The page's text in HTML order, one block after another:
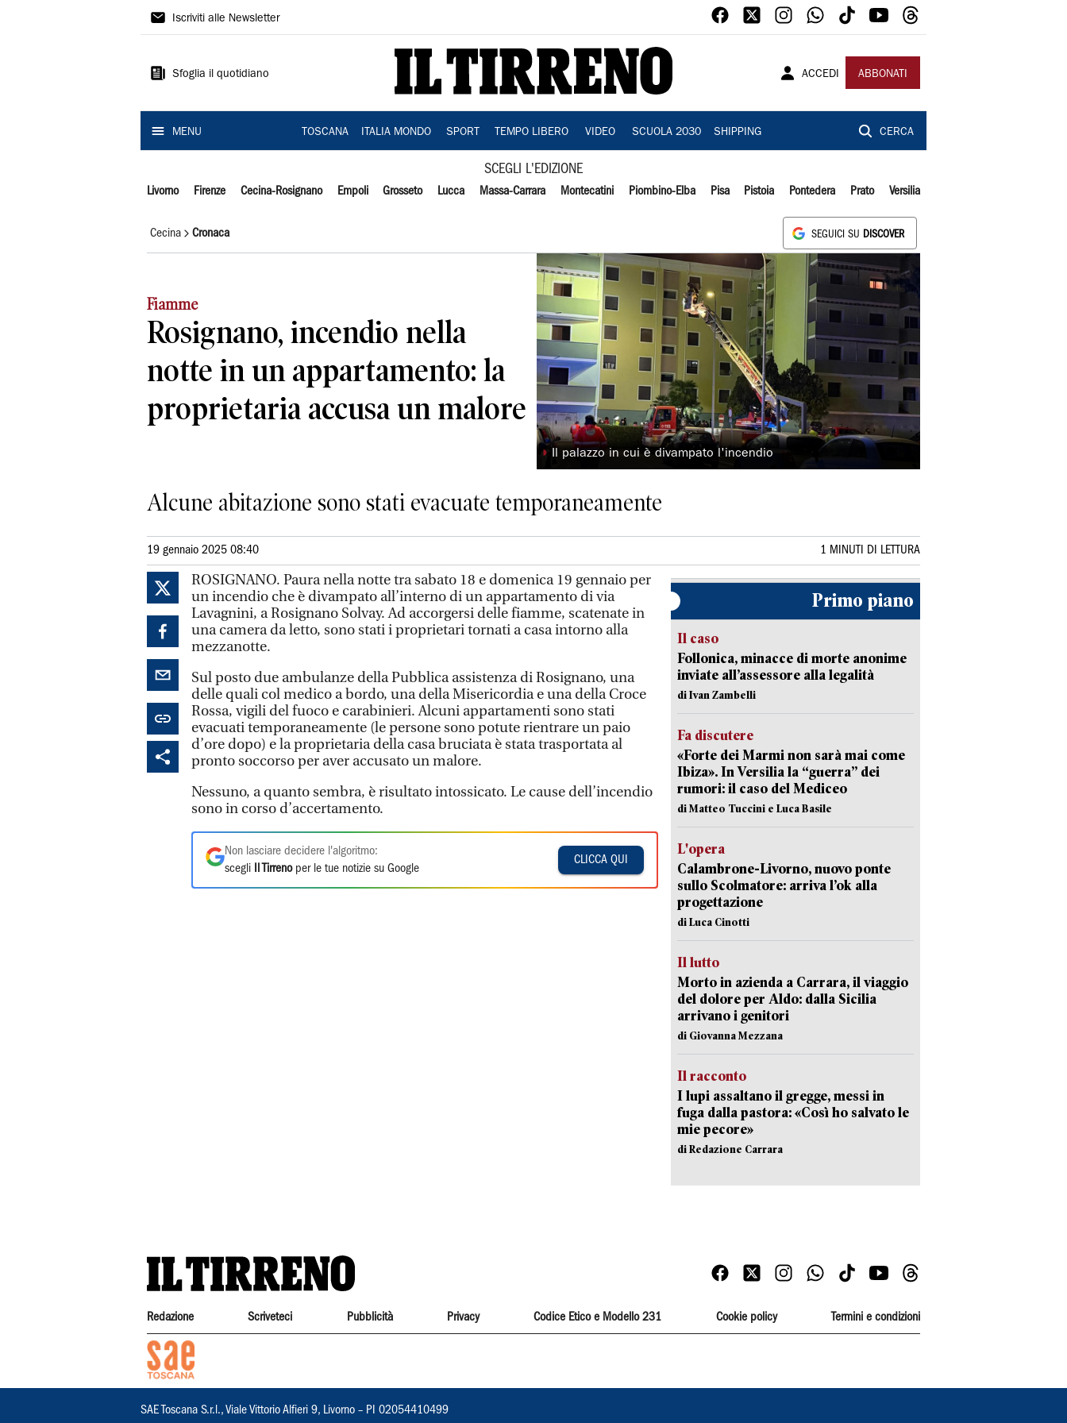
Il
Iscriviti alle Newsletter
Sfoglia il quotidiano ACCEDI ABBONATI
MENU TOSCANA ITALIA MONDO SPORT TEMPO LIBERO VIDEO SCUOLA 2030 SHIPPING CERCA
SCEGLI L'EDIZIONE
Livorno Firenze Cecina-Rosignano Empoli Grosseto Lucca Massa-Carrara Montecatini Piombino-Elba Pisa Pistoia Pontedera Prato Versilia
Cecina Cronaca SEGUICI SU DISCOVER
Fiamme
Rosignano, incendio nella
notte in un appartamento: la
proprietaria accusa un malore
◗ Il palazzo in cui è divampato l'incendio
Alcune abitazione sono stati evacuate temporaneamente
19 gennaio 2025 08:40 1 MINUTI DI LETTURA
ROSIGNANO. Paura nella notte tra sabato 18 e domenica 19 gennaio per
un incendio che è divampato all’interno di un appartamento di via
Lavagnini, a Rosignano Solvay. Ad accorgersi delle fiamme, scatenate in
una camera da letto, sono stati i proprietari tornati a casa intorno alla
mezzanotte.
Sul posto due ambulanze della Pubblica assistenza di Rosignano, una
delle quali col medico a bordo, una della Misericordia e una della Croce
Rossa, vigili del fuoco e carabinieri. Alcuni appartamenti sono stati
evacuati temporaneamente (le persone sono potute rientrare un paio
d’ore dopo) e la proprietaria della casa bruciata è stata trasportata al
pronto soccorso per aver accusato un malore.
Nessuno, a quanto sembra, è risultato intossicato. Le cause dell’incendio
sono in corso d’accertamento.
Non lasciare decidere l'algoritmo:
scegli
Il Tirrenoper le tue notizie su Google
CLICCA QUI
Primo piano
Il caso
Follonica, minacce di morte anonime
inviate all’assessore alla legalità
di Ivan Zambelli
Fa discutere
«Forte dei Marmi non sarà mai come
Ibiza». In Versilia la “guerra” dei
rumori: il caso del Mediceo
di Matteo Tuccini e Luca Basile
L'opera
Calambrone-Livorno, nuovo ponte
sullo Scolmatore: arriva l’ok alla
progettazione
di Luca Cinotti
Il lutto
Morto in azienda a Carrara, il viaggio
del dolore per Aldo: dalla Sicilia
arrivano i genitori
di Giovanna Mezzana
Il racconto
I lupi assaltano il gregge, messi in
fuga dalla pastora: «Così ho salvato le
mie pecore»
di Redazione Carrara
Redazione Scriveteci Pubblicità Privacy Codice Etico e Modello 231 Cookie policy Termini e condizioni
SAE Toscana S.r.l., Viale Vittorio Alfieri 9, Livorno – PI 02054410499